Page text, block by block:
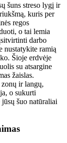
šuns streso lygį ir
kuris per
regos
o tai lemia
darbo
nustatykite ramią
Šioje erdvėje
su atsargine
žaislas.
ir langų,
o sukurti
šuo natūraliai